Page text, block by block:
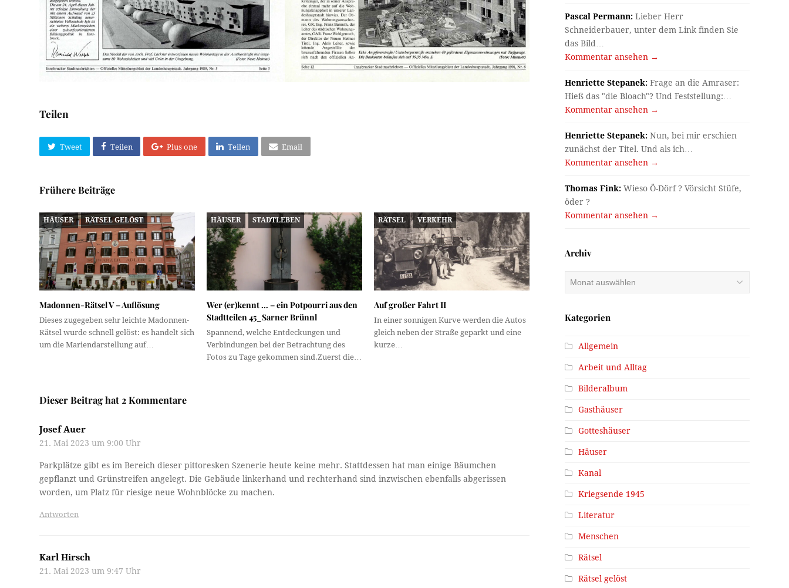
Teilen
Tweet Teilen Plus one Teilen Email
Frühere Beiträge
HÄUSER RÄTSEL GELÖST
Madonnen-Rätsel V – Auflösung
Dieses zugegeben sehr leichte Madonnen-
Rätsel wurde schnell gelöst: es handelt sich
um die Mariendarstellung auf…
HÄUSER STADTLEBEN
Wer (er)kennt … – ein Potpourri aus den
Stadtteilen 45_Sarner Brünnl
Spannend, welche Entdeckungen und
Verbindungen bei der Betrachtung des
Fotos zu Tage gekommen sind.Zuerst die…
RÄTSEL VERKEHR
Auf großer Fahrt II
In einer sonnigen Kurve werden die Autos
gleich neben der Straße geparkt und eine
kurze…
Dieser Beitrag hat 2 Kommentare
Josef Auer
21. Mai 2023 um 9:00 Uhr
Parkplätze gibt es im Bereich dieser pittoresken Szenerie heute keine mehr. Stattdessen hat man einige Bäumchen
gepflanzt und Grünstreifen angelegt. Die Gebäude linkerhand und rechterhand sind inzwischen ebenfalls abgerissen
worden, um Platz für riesige neue Wohnblöcke zu machen.
Antworten
Karl Hirsch
21. Mai 2023 um 9:47 Uhr
Pascal Permann: Lieber Herr
Schneiderbauer, unter dem Link finden Sie
das Bild…
Kommentar ansehen →
Henriette Stepanek: Frage an die Amraser:
Hieß das "die Bloach"? Und Feststellung:…
Kommentar ansehen →
Henriette Stepanek: Nun, bei mir erschien
zunächst der Titel. Und als ich…
Kommentar ansehen →
Thomas Fink: Wieso Ö-Dörf ? Vörsicht Stüfe,
öder ?
Kommentar ansehen →
Archiv
Archiv
Kategorien
Allgemein
Arbeit und Alltag
Bilderalbum
Gasthäuser
Gotteshäuser
Häuser
Kanal
Kriegsende 1945
Literatur
Menschen
Rätsel
Rätsel gelöst